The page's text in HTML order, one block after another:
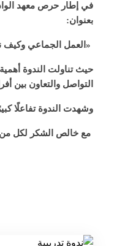
في إطار حرص معهد
بعنوان:
«العمل الجماعي وكيف
حيث تناولت الندوة
التواصل والتعاون بين
وشهدت الندوة تفاعلًا
مع خالص الشكر لكل من